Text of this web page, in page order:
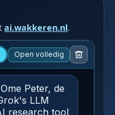
ai.wakkeren.nl.